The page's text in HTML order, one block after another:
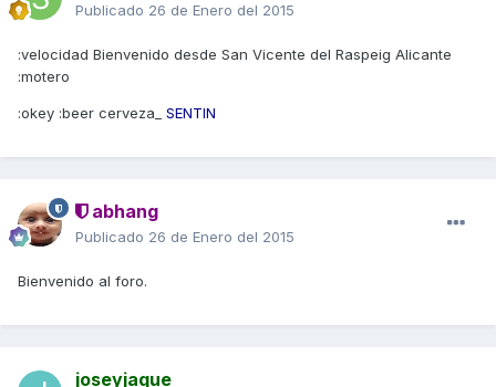
Publicado 26 de Enero del 2015
:velocidad Bienvenido desde San Vicente del Raspeig Alicante
:motero
:okey :beer cerveza_ SENTIN
abhang
Publicado 26 de Enero del 2015
Bienvenido al foro.
joseyjaque